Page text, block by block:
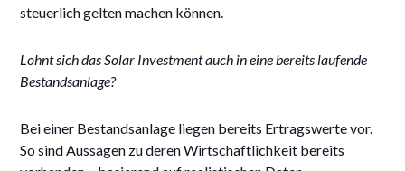
steuerlich gelten machen können.
Lohnt sich das Solar Investment auch in eine bereits laufende
Bestandsanlage?
Bei einer Bestandsanlage liegen bereits Ertragswerte vor.
So sind Aussagen zu deren Wirtschaftlichkeit bereits